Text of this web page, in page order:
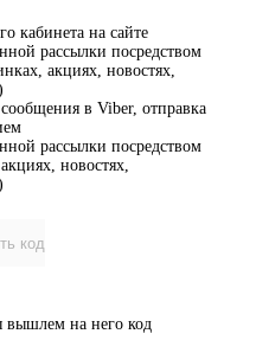
кабинета на сайте
рассылки посредством
акциях, новостях,
в Viber, отправка
рассылки посредством
новостях,
код
на него код